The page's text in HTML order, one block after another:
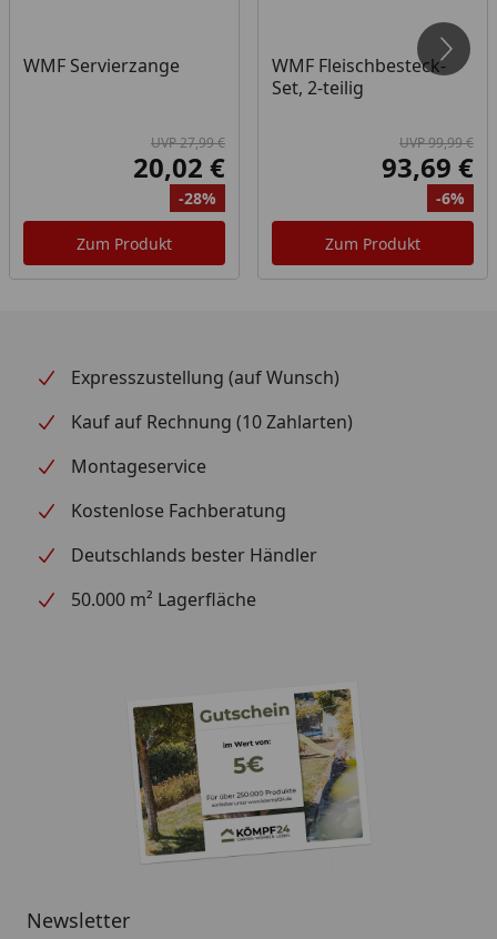
WMF Servierzange
Ursprünglicher Preis
UVP 27,99 €
Aktueller Preis
20,02 €
Rabatt
-28%
Zum Produkt
WMF Fleischbesteck-
Set, 2-teilig
UVP 99,99 €
93,69 €
-6%
Zum Produkt
Expresszustellung (auf Wunsch)
Kauf auf Rechnung (10 Zahlarten)
Montageservice
Kostenlose Fachberatung
Deutschlands bester Händler
50.000 m² Lagerfläche
Newsletter